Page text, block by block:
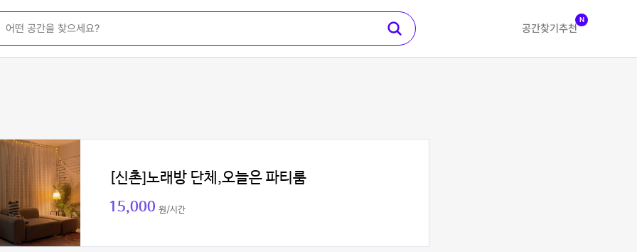
공간찾기 추천
N
[신촌]노래방 단체,오늘은 파티룸
15,000 원/시간